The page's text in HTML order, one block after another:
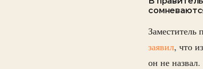
Заместитель
заявил, что
он не назвал.